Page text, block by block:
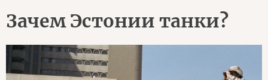
Зачем Эстонии танки?